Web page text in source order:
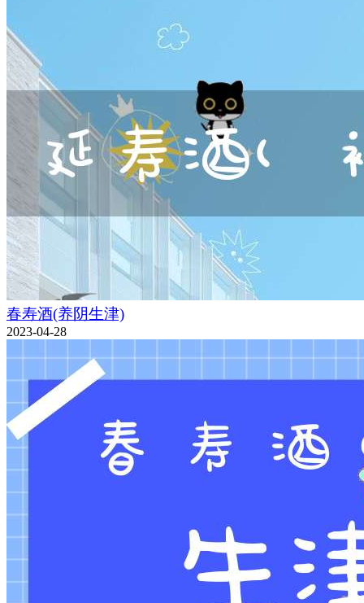
春寿酒(养阴生津)
2023-04-28